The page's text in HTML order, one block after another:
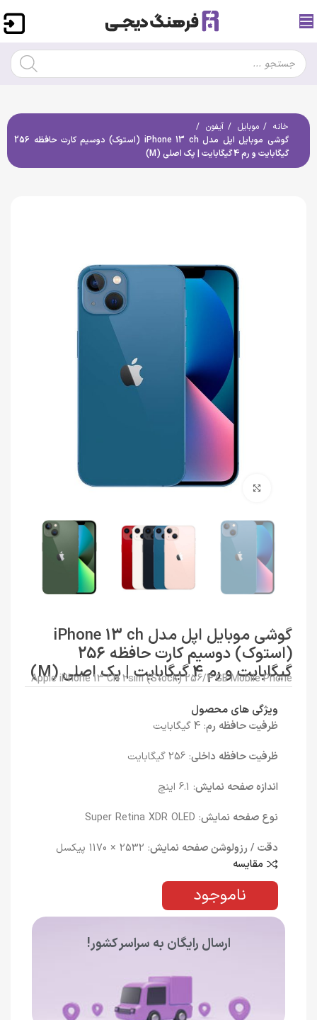
خانه موبایل
آیفون
گوشی موبایل اپل مدل iPhone 13 ch (استوک) دوسیم کارت حافظه 256
گیگابایت و رم 4 گیگابایت | پک اصلی (M)
برای بزرگنمایی کلیک کنید
گوشی موبایل اپل مدل iPhone 13 ch
(استوک) دوسیم کارت حافظه 256
گیگابایت و رم 4 گیگابایت | پک اصلی (M)
Apple iPhone 13 CH 2sim (Stock) 256/4 GB Mobile Phone
ویژگی های محصول
ظرفیت حافظه رم: 4 گیگابایت
ظرفیت حافظه داخلی: 256 گیگابایت
اندازه صفحه نمایش: 6.1 اینچ
نوع صفحه نمایش: Super Retina XDR OLED
دقت / رزولوشن صفحه نمایش: 2532 × 1170 پیکسل
مقایسه
ناموجود
ارسال رایگان به سراسر کشور!